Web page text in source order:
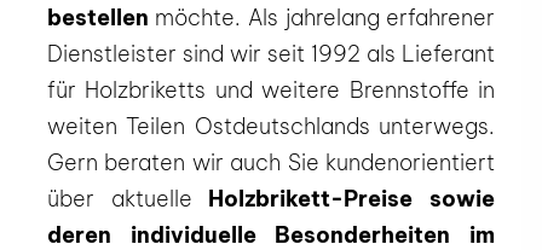
bestellen möchte. Als jahrelang erfahrener
Dienstleister sind wir seit 1992 als Lieferant
für Holzbriketts und weitere Brennstoffe in
weiten Teilen Ostdeutschlands unterwegs.
Gern beraten wir auch Sie kundenorientiert
über aktuelle Holzbrikett-Preise sowie
deren individuelle Besonderheiten im